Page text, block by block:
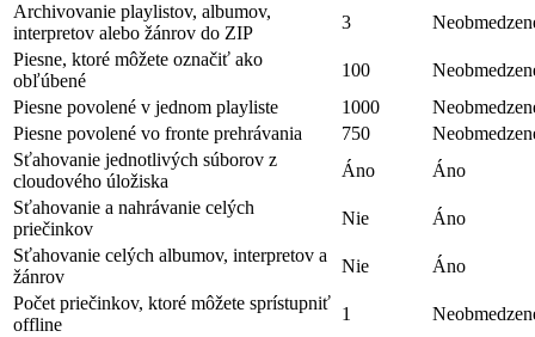
Archivovanie playlistov, albumov,
interpretov alebo žánrov do ZIP
3
Piesne, ktoré môžete označiť ako
obľúbené
100
Piesne povolené v jednom playliste
1000
Piesne povolené vo fronte prehrávania
750
Sťahovanie jednotlivých súborov z
cloudového úložiska
Áno
Áno
Sťahovanie a nahrávanie celých
priečinkov
Nie
Áno
Sťahovanie celých albumov, interpretov a
žánrov
Nie
Áno
Počet priečinkov, ktoré môžete sprístupniť
offline
1